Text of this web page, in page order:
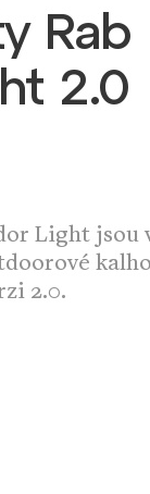
Rab
2.0
Light
2.0.